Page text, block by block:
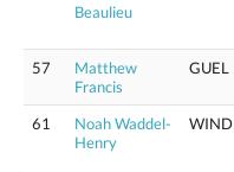
Beaulieu
57
Matthew
Francis
GUEL
61
Noah Waddel-
Henry
WIND